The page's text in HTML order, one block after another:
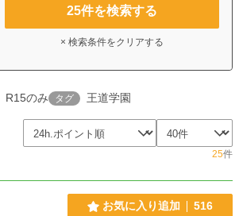
25件を検索する
× 検索条件をクリアする
R15のみ タグ 王道学園
25件
お気に入り追加 516